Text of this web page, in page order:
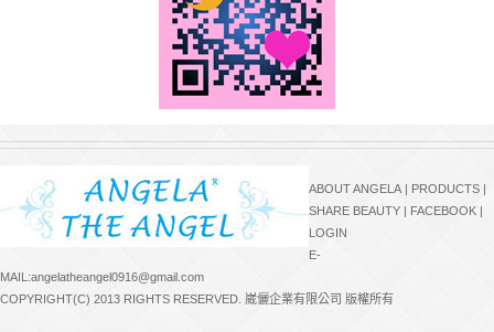
ABOUT ANGELA | PRODUCTS |
SHARE BEAUTY | FACEBOOK |
LOGIN
E-
MAIL:angelatheangel0916@gmail.com
COPYRIGHT(C) 2013 RIGHTS RESERVED. 崴儷企業有限公司 版權所有